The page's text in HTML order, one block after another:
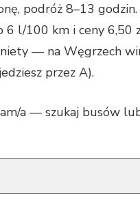
podróż 8–13 godzin.
l/100 km i ceny 6,50
— na Węgrzech
przez A).
a — szukaj busów